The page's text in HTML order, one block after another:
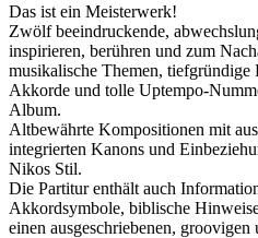
Das ist ein Meisterwerk!
Zwölf beeindruckende,
inspirieren, berühren und zum
musikalische Themen, tiefgründige
Akkorde und tolle Uptempo-
Album.
Altbewährte Kompositionen mit
integrierten Kanons und
Nikos Stil.
Die Partitur enthält auch
Akkordsymbole, biblische
einen ausgeschriebenen,